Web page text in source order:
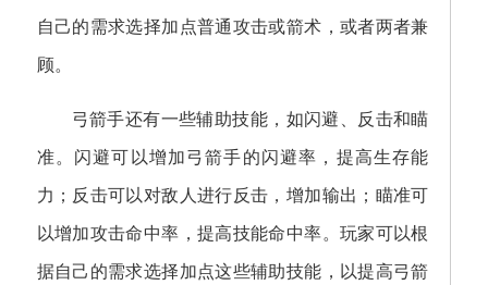
自己的需求选择加点普通攻击或箭术，或者两者兼
顾。
弓箭手还有一些辅助技能，如闪避、反击和瞄
准。闪避可以增加弓箭手的闪避率，提高生存能
力；反击可以对敌人进行反击，增加输出；瞄准可
以增加攻击命中率，提高技能命中率。玩家可以根
据自己的需求选择加点这些辅助技能，以提高弓箭